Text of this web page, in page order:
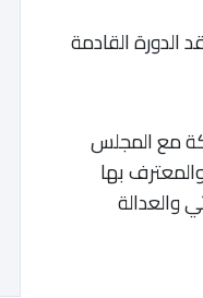
في مارس 1997، في حين ستعقد الدورة القادمة
مع المجلس
بها
والعدالة